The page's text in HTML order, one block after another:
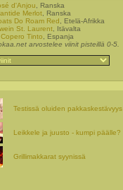
d'Anjou , Ranska
Merlot, Ranska
Do Roam Red , Etelä-Afrikka
St. Laurent, Itävalta
Copero Tinto , Espanja
arvostelee viinit pisteillä 0-5.
Testissä oluiden pakkaskestävyys
Leikkele ja juusto - kumpi päälle?
Grillimakkarat syynissä